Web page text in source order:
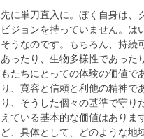
先に単刀直入に。ぼく自身は、
ビジョンを持っていません。は
そうなのです。もちろん、持続
あったり、生物多様性であった
もたちにとっての体験の価値で
り、寛容と信頼と利他の精神で
り、そうした個々の基準で守り
えている基本的な価値はありま
ど、具体として、どのような地